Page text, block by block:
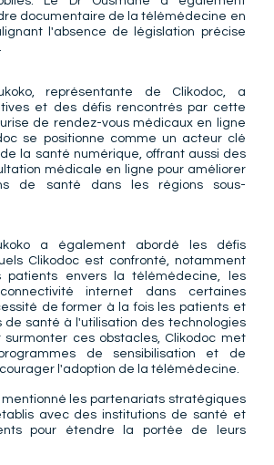
documentaire de la télémédecine en
l'absence de législation précise
représentante de Clikodoc, a
et des défis rencontrés par cette
de rendez-vous médicaux en ligne
se positionne comme un acteur clé
la santé numérique, offrant aussi des
médicale en ligne pour améliorer
de santé dans les régions sous-
a également abordé les défis
Clikodoc est confronté, notamment
patients envers la télémédecine, les
internet dans certaines
de former à la fois les patients et
de santé à l'utilisation des technologies
surmonter ces obstacles, Clikodoc met
de sensibilisation et de
l'adoption de la télémédecine.
les partenariats stratégiques
avec des institutions de santé et
pour étendre la portée de leurs